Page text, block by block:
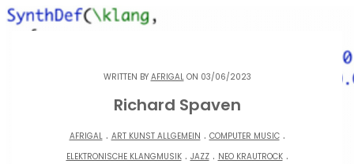
WRITTEN BY AFRIGALON 03/06/2023
Richard Spaven
AFRIGAL. ART KUNST ALLGEMEIN . COMPUTER MUSIC.
ELEKTRONISCHE KLANGMUSIK. JAZZ. NEO KRAUTROCK.